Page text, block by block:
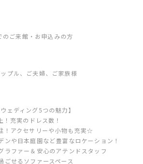
ご来館・お申込みの方
プル、ご夫婦、ご家族様
ェディング5つの魅力】
充実のドレス数！
！アクセサリーや小物も充実☆
ンや日本庭園など豊富なロケーション！
ラファー＆安心のアテンドスタッフ
ごせるソファースペース